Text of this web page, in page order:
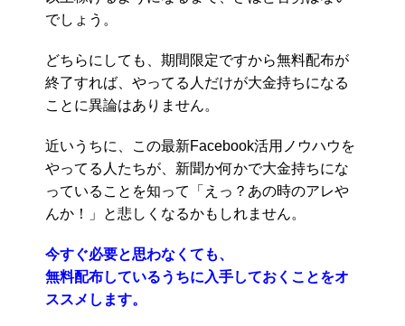
でしょう。
どちらにしても、期間限定ですから無料配布が
終了すれば、やってる人だけが大金持ちになる
ことに異論はありません。
近いうちに、この最新Facebook活用ノウハウを
やってる人たちが、新聞か何かで大金持ちにな
っていることを知って「えっ？あの時のアレや
んか！」と悲しくなるかもしれません。
今すぐ必要と思わなくても、
無料配布しているうちに入手しておくことをオ
ススメします。